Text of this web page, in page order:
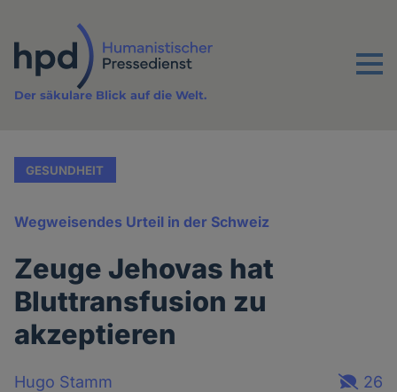
Inhalt
Menu
Der säkulare Blick auf die Welt.
GESUNDHEIT
Wegweisendes Urteil in der Schweiz
Zeuge Jehovas hat
Bluttransfusion zu
akzeptieren
Hugo Stamm
26